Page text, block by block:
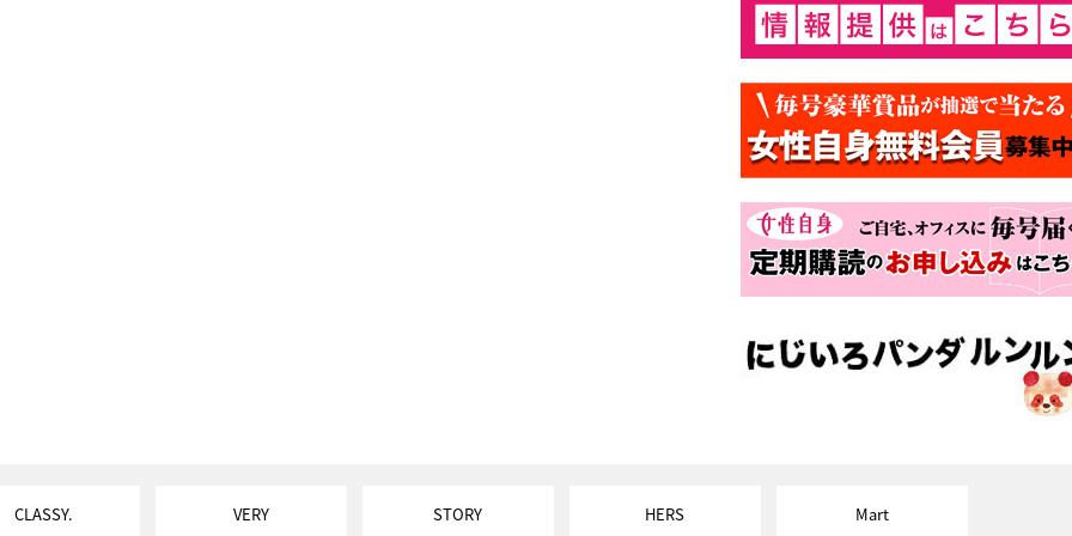
CLASSY. VERY STORY HERS Mart